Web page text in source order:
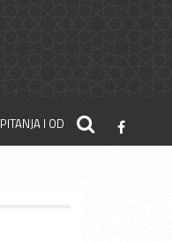
PITANJA I ODGOVORI